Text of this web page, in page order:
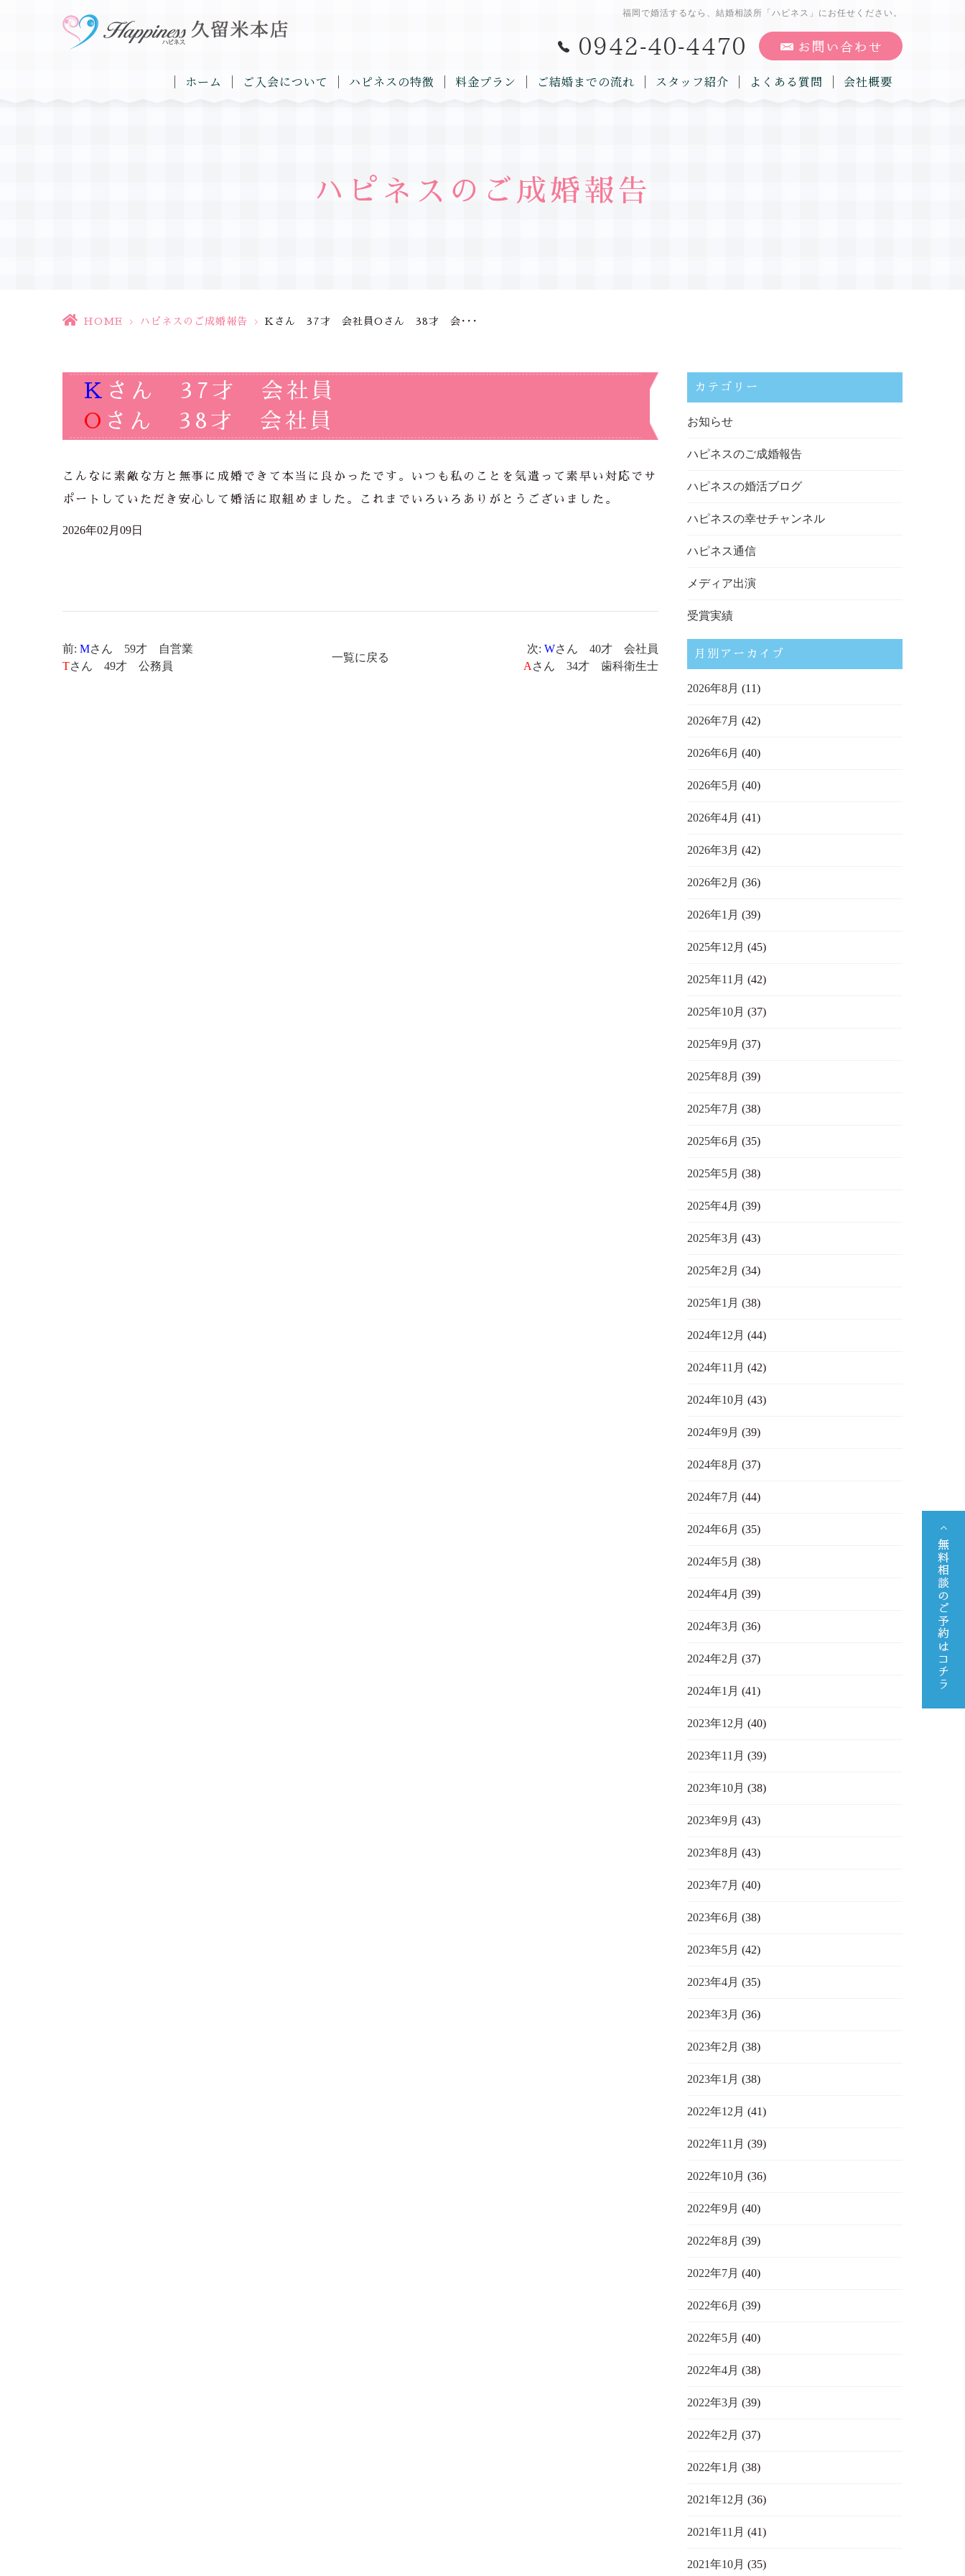
福岡で婚活するなら、結婚相談所「ハピネス」にお任せください。
ホーム ご入会について ハピネスの特徴 料金プラン ご結婚までの流れ スタッフ紹介 よくある質問 会社概要
ハピネスのご成婚報告
HOME > ハピネスのご成婚報告 > Kさん 37才 会社員Oさん 38才 会･･･
K さん 37才 会社員
O さん 38才 会社員
こんなに素敵な方と無事に成婚できて本当に良かったです。いつも私のことを気遣って素早い対応でサ
ポートしていただき安心して婚活に取組めました。これまでいろいろありがとうございました。
2026年02月09日
前: Mさん 59才 自営業
Tさん 49才 公務員
一覧に戻る
次: Wさん 40才 会社員
A さん 34才 歯科衛生士
カテゴリー
お知らせ
ハピネスのご成婚報告
ハピネスの婚活ブログ
ハピネスの幸せチャンネル
ハピネス通信
メディア出演
受賞実績
月別アーカイブ
2026年8月 (11)
2026年7月 (42)
2026年6月 (40)
2026年5月 (40)
2026年4月 (41)
2026年3月 (42)
2026年2月 (36)
2026年1月 (39)
2025年12月 (45)
2025年11月 (42)
2025年10月 (37)
2025年9月 (37)
2025年8月 (39)
2025年7月 (38)
2025年6月 (35)
2025年5月 (38)
2025年4月 (39)
2025年3月 (43)
2025年2月 (34)
2025年1月 (38)
2024年12月 (44)
2024年11月 (42)
2024年10月 (43)
2024年9月 (39)
2024年8月 (37)
2024年7月 (44)
2024年6月 (35)
2024年5月 (38)
2024年4月 (39)
2024年3月 (36)
2024年2月 (37)
2024年1月 (41)
2023年12月 (40)
2023年11月 (39)
2023年10月 (38)
2023年9月 (43)
2023年8月 (43)
2023年7月 (40)
2023年6月 (38)
2023年5月 (42)
2023年4月 (35)
2023年3月 (36)
2023年2月 (38)
2023年1月 (38)
2022年12月 (41)
2022年11月 (39)
2022年10月 (36)
2022年9月 (40)
2022年8月 (39)
2022年7月 (40)
2022年6月 (39)
2022年5月 (40)
2022年4月 (38)
2022年3月 (39)
2022年2月 (37)
2022年1月 (38)
2021年12月 (36)
2021年11月 (41)
2021年10月 (35)